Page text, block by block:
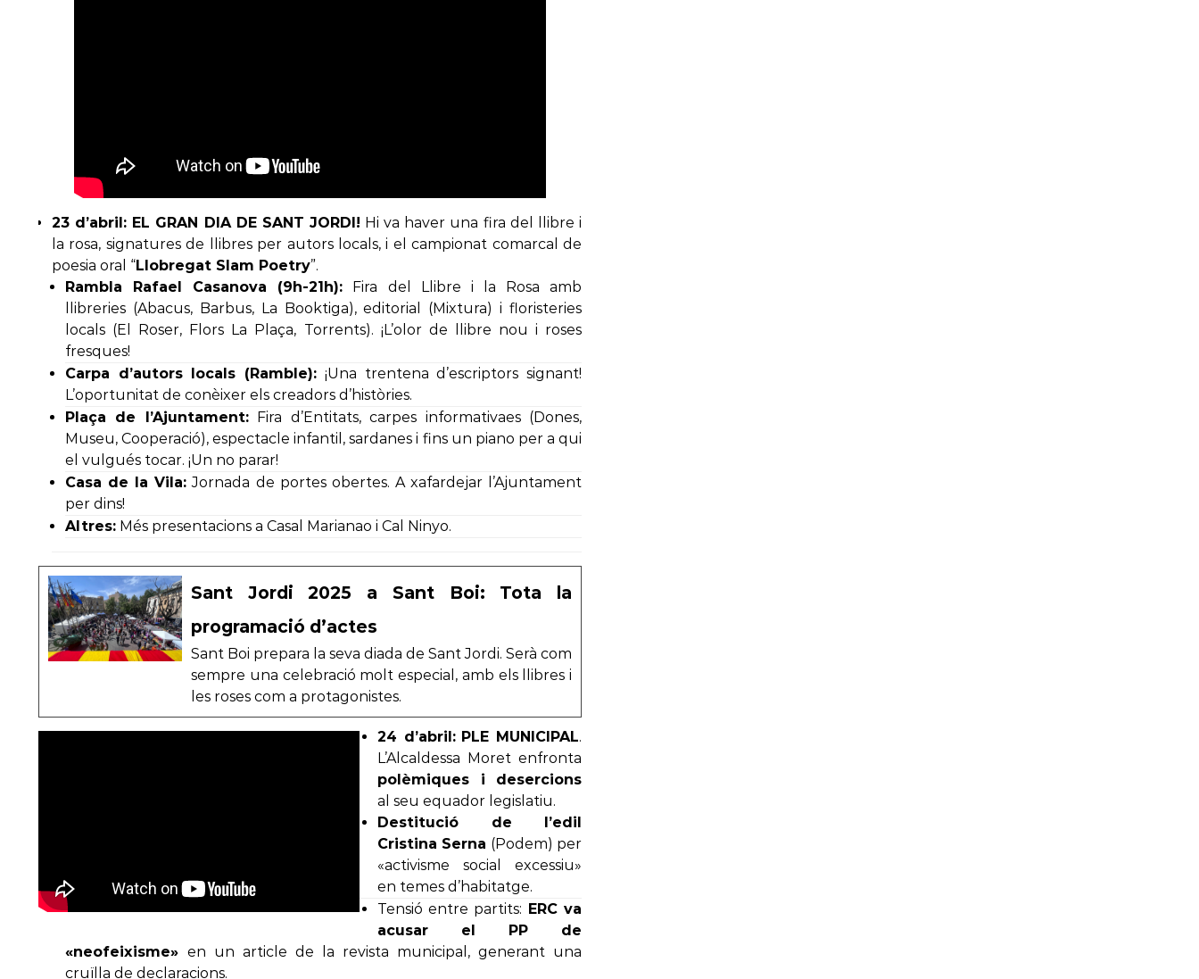
23 d’abril: EL GRAN DIA DE SANT JORDI! Hi va haver una fira del llibre i
la rosa, signatures de llibres per autors locals, i el campionat comarcal de
poesia oral “Llobregat Slam Poetry”.
Rambla Rafael Casanova (9h-21h): Fira del Llibre i la Rosa amb
llibreries (Abacus, Barbus, La Booktiga), editorial (Mixtura) i floristeries
locals (El Roser, Flors La Plaça, Torrents). ¡L’olor de llibre nou i roses
fresques!
Carpa d’autors locals (Ramble): ¡Una trentena d’escriptors signant!
L’oportunitat de conèixer els creadors d’històries.
Plaça de l’Ajuntament:Fira d’Entitats, carpes informativaes (Dones,
Museu, Cooperació), espectacle infantil, sardanes i fins un piano per a qui
el vulgués tocar. ¡Un no parar!
Casa de la Vila: Jornada de portes obertes. A xafardejar l’Ajuntament
per dins!
Altres: Més presentacions a Casal Marianao i Cal Ninyo.
Sant Jordi 2025 a Sant Boi: Tota la
programació d’actes
Sant Boi prepara la seva diada de Sant Jordi. Serà com
sempre una celebració molt especial, amb els llibres i
les roses com a protagonistes.
24 d’abril: PLE MUNICIPAL.
L’Alcaldessa Moret enfronta
polèmiques i desercions
al seu equador legislatiu.
Destitució de l’edil
Cristina Serna (Podem) per
«activisme social excessiu»
en temes d’habitatge.
Tensió entre partits: ERC va
acusar el PP de
«neofeixisme» en un article de la revista municipal, generant una
cruïlla de declaracions.